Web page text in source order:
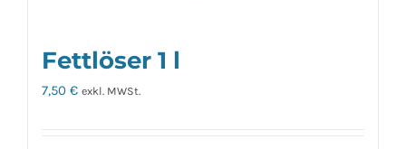
Fettlöser 1 l
7,50 € exkl. MWSt.